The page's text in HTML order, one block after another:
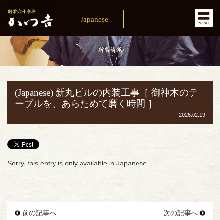
Japanese
(Japanese) 新丸ビルの内装工事［ 御神木のテ
ーブルを、あらためて磨く時間 ］
2026.02.19
Sorry, this entry is only available in Japanese.
前の記事へ 次の記事へ